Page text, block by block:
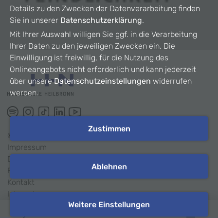
©
Impressum
Datenschutz
Barrierefreiheit
Kontakt
Intranet
Details zu den Zwecken der Datenverarbeitung finden
Sie in unserer Datenschutzerklärung.
Mit Ihrer Auswahl willigen Sie ggf. in die Verarbeitung
Ihrer Daten zu den jeweiligen Zwecken ein. Die
Einwilligung ist freiwillig, für die Nutzung des
Onlineangebots nicht erforderlich und kann jederzeit
über unsereDatenschutzeinstellungen widerrufen
werden.
Zustimmen
Ablehnen
Weitere Einstellungen